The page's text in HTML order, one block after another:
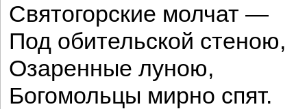
Святогорские молчат —
Под обительской стеною,
Озаренные луною,
Богомольцы мирно спят.